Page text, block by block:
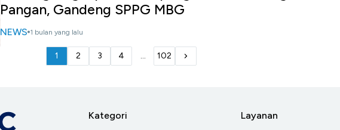
Pangan, Gandeng SPPG MBG
NEWS 1 bulan yang lalu
1 2 3 4 ... 102
Kategori Layanan